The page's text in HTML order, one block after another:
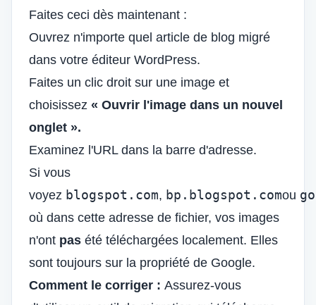
Faites ceci dès maintenant :
Ouvrez n'importe quel article de blog migré
dans votre éditeur WordPress.
Faites un clic droit sur une image et
choisissez « Ouvrir l'image dans un nouvel
onglet ».
Examinez l'URL dans la barre d'adresse.
Si vous
voyez blogspot.com, bp.blogspot.comou
où dans cette adresse de fichier, vos images
n'ont pas été téléchargées localement. Elles
sont toujours sur la propriété de Google.
Comment le corriger : Assurez-vous